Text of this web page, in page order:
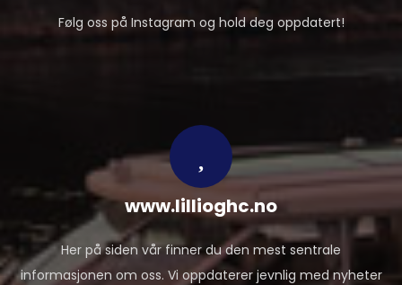
Følg oss på Instagram og hold deg oppdatert!
www.lillioghc.no
Her på siden vår finner du den mest sentrale
informasjonen om oss. Vi oppdaterer jevnlig med nyheter